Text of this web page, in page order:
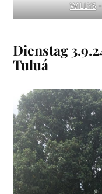
WILLYS–
Dienstag
Tuluá